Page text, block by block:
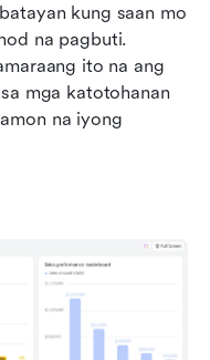
kung saan mo
na pagbuti.
ito na ang
mga katotohanan
na iyong